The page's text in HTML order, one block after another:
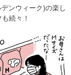
ンウィーク)の楽し
続々！